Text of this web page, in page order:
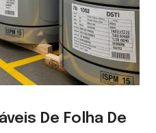
De Folha De